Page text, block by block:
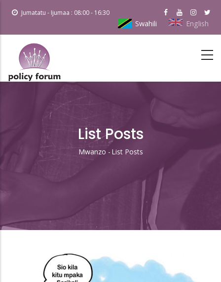
Jumatatu - Ijumaa : 08:00 - 16:30
English
Swahili
List Posts
Breadcrumb
Mwanzo - List Posts